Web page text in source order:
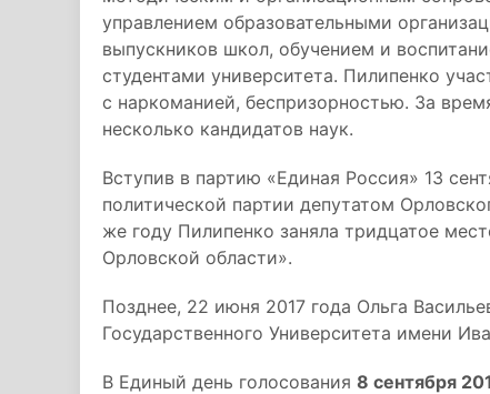
управлением образовательными
выпускников школ, обучением и
студентами университета. Пилипенко
с наркоманией, беспризорностью. За
несколько кандидатов наук.
Вступив в партию «Единая Россия» 13
политической партии депутатом
же году Пилипенко заняла тридцатое
Орловской области».
Позднее, 22 июня 2017 года Ольга
Государственного Университета имени
В Единый день голосования 8 сентября